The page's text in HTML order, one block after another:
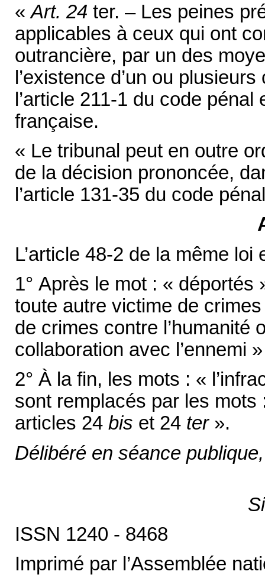
«Art. 24 ter. – Les peines
applicables à ceux qui ont
outrancière, par un des
l’existence d’un ou
l’article 211-1 du code
française.
« Le tribunal peut en outre
de la décision prononcée,
l’article 131-35 du code
L’article 48-2 de la même loi
1° Après le mot : «
toute autre victime de
de crimes contre l’humanité
collaboration avec l’ennemi
2° À la fin, les mots : «
sont remplacés par les
articles 24 bis et 24 ter».
Délibéré en séance
ISSN 1240 - 8468
Imprimé par l’Assemblée